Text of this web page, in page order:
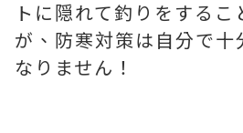
トに隠れて釣りをするこ
が、防寒対策は自分で十
なりません！